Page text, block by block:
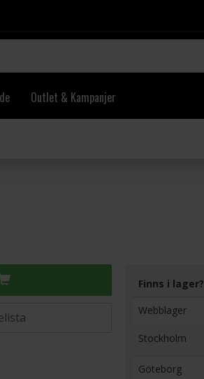
Outlet & Kampanjer
Finns i lager?
Webblager
Stockholm
Göteborg